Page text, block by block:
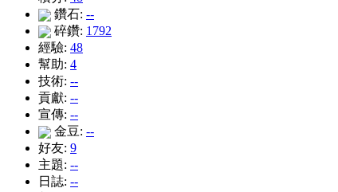
鑽石: --
碎鑽: 1792
經驗: 48
幫助: 4
技術: --
貢獻: --
宣傳: --
金豆: --
好友: 9
主題: --
日誌: --